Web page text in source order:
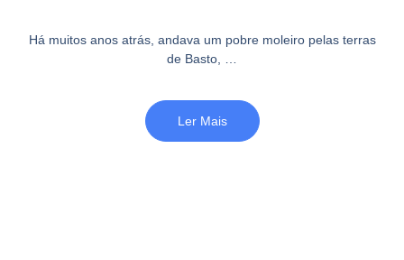
Há muitos anos atrás, andava um pobre moleiro pelas terras
de Basto, …
Ler Mais